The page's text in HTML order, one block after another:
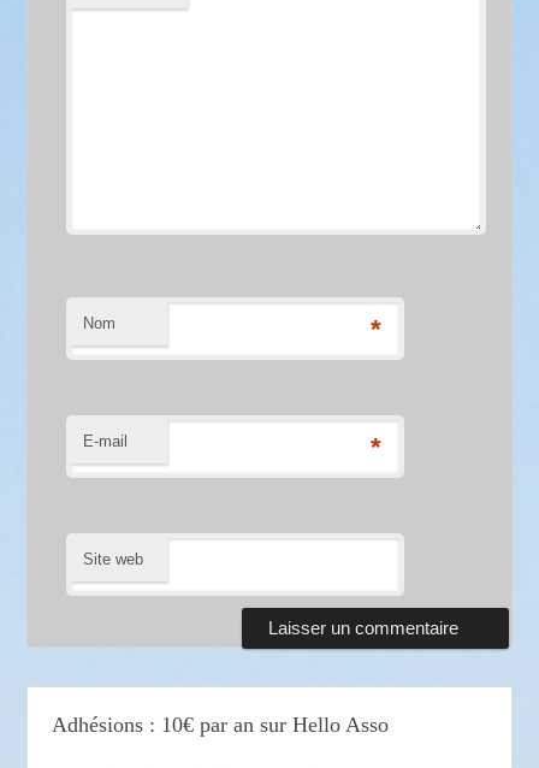
Nom *
E-mail *
Site web
Adhésions : 10€ par an sur Hello Asso